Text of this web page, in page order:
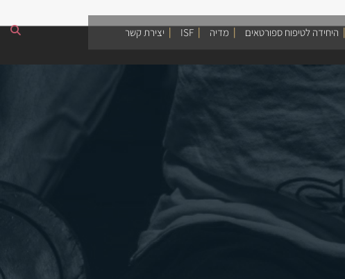
היחידה לטיפוח ספורטאים מדיה ISF יצירת קשר